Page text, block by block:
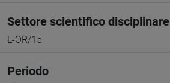
Settore scientifico disciplinare
L-OR/15
Periodo